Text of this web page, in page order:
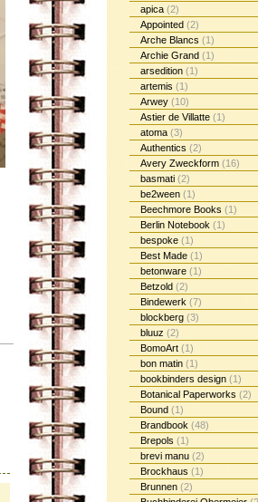
apica (2)
Appointed (2)
Arche Blancs (1)
Archie Grand (1)
arsedition (1)
artemis (1)
Arwey (10)
Astier de Villatte (1)
atoma (3)
Authentics (2)
Avery Zweckform (16)
basmati (2)
be2ween (1)
Beechmore Books (1)
Berlin Notebook (1)
bespoke (1)
Best Made (1)
betonware (1)
Betzold (2)
Bindewerk (7)
blockberg (3)
bluuz (2)
BomoArt (1)
bon matin (1)
bookbinders design (1)
Botanical Paperworks (2)
Bound (1)
Brandbook (48)
Brepols (1)
brevi manu (2)
Brockhaus (1)
Brunnen (2)